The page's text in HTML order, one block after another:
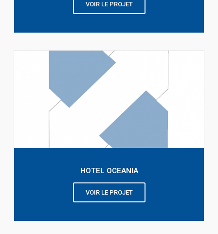
VOIR LE PROJET
HOTEL OCEANIA
VOIR LE PROJET